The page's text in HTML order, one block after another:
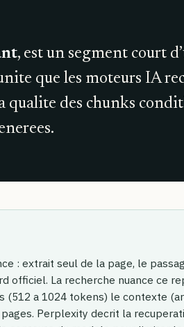
, est un segment court
que les moteurs IA
qualite des chunks
: extrait seul de la page, le
officiel. La recherche nuance ce
a 1024 tokens) le contexte
Perplexity decrit la